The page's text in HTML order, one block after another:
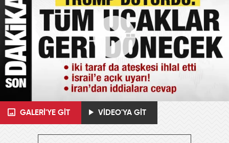
GALERİ'YE GİT VİDEO'YA GİT